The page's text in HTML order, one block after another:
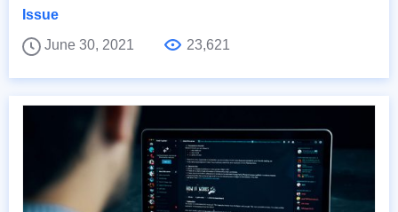
Issue
June 30, 2021
23,621